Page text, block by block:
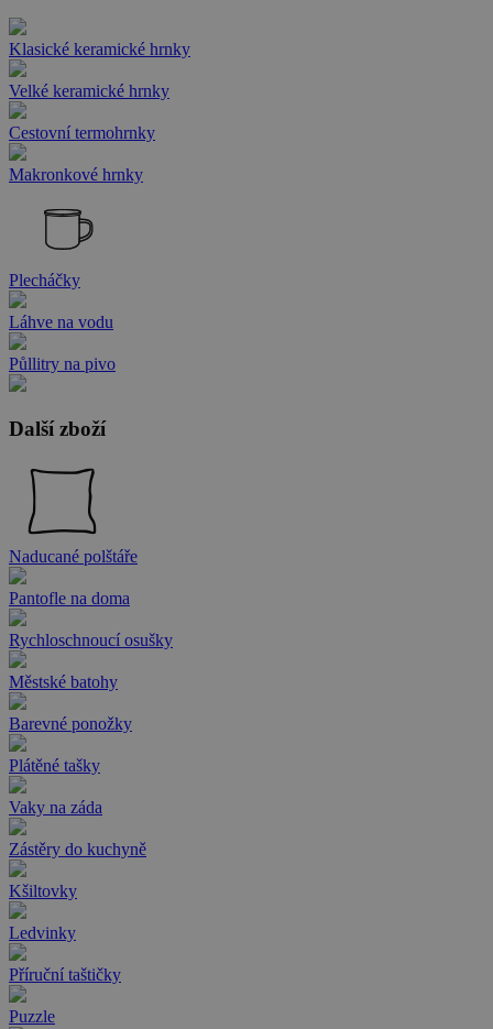
Klasické keramické hrnky
Velké keramické hrnky
Cestovní termohrnky
Makronkové hrnky
Plecháčky
Láhve na vodu
Půllitry na pivo
Další zboží
Naducané polštáře
Pantofle na doma
Rychloschnoucí osušky
Městské batohy
Barevné ponožky
Plátěné tašky
Vaky na záda
Zástěry do kuchyně
Kšiltovky
Ledvinky
Příruční taštičky
Puzzle